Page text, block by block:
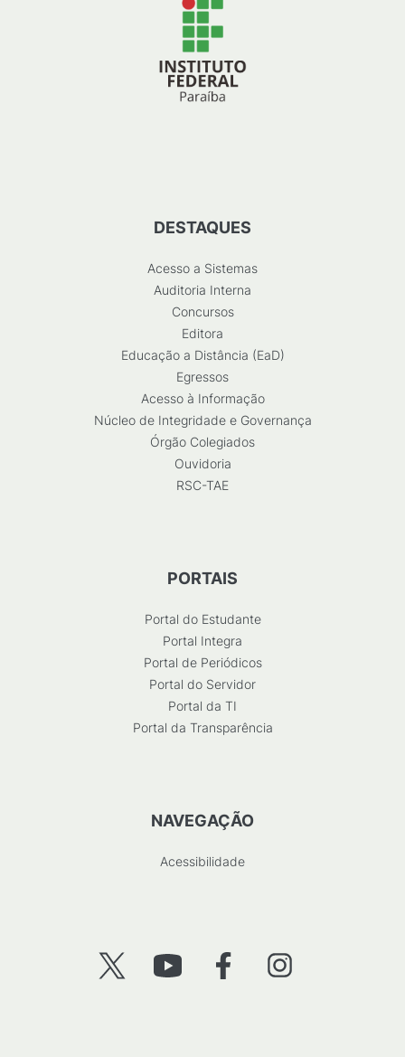
DESTAQUES
Acesso a Sistemas
Auditoria Interna
Concursos
Editora
Educação a Distância (EaD)
Egressos
Acesso à Informação
Núcleo de Integridade e Governança
Órgão Colegiados
Ouvidoria
RSC-TAE
PORTAIS
Portal do Estudante
Portal Integra
Portal de Periódicos
Portal do Servidor
Portal da TI
Portal da Transparência
NAVEGAÇÃO
Acessibilidade